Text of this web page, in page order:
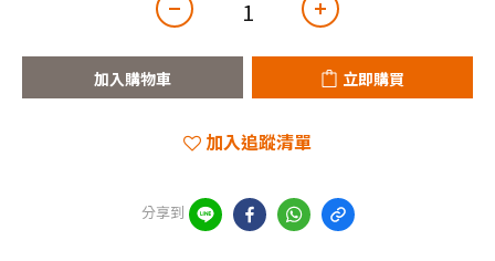
加入購物車 立即購買
加入追蹤清單
分享到